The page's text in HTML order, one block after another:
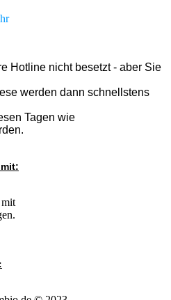
Hotline nicht besetzt - aber Sie
werden dann schnellstens
Tagen wie